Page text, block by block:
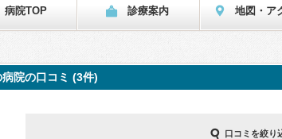
病院TOP 診療案内 地図・ア
病院の口コミ (3件)
口コミを絞り